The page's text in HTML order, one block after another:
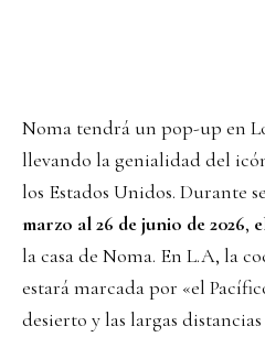
Noma tendrá un pop-up en
llevando la genialidad del
los Estados Unidos. Durante
marzo al 26 de junio de 2026,
la casa de Noma. En L.A, la
estará marcada por «el
desierto y las largas